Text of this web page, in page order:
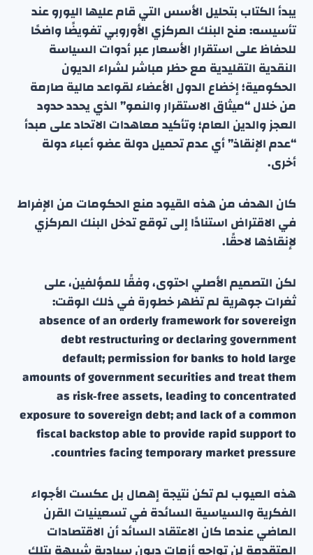
يبدأ الكتاب بتحليل الأسس التي قام عليها اليورو عند
تأسيسه: منح البنك المركزي الأوروبي تفويضًا واضحًا
للحفاظ على استقرار الأسعار عبر أدوات السياسة
النقدية التقليدية مع حظر مباشر لشراء الديون
الحكومية؛ إخضاع الدول الأعضاء لقواعد مالية صارمة
من خلال “ميثاق الاستقرار والنمو” الذي يحدد حدود
العجز والدين العام؛ وتأكيد معاهدات الاتحاد على مبدأ
“عدم الإنقاذ” أي عدم تحميل دولة عضو أعباء دولة
أخرى.
كان الهدف من هذه القيود منع الحكومات من الإفراط
في الاقتراض استنادًا إلى توقع تدخل البنك المركزي
لإنقاذها لاحقًا.
لكن التصميم الأصلي احتوى، وفقًا للمؤلفين، على
ثغرات جوهرية لم تظهر خطورة في ذلك الوقت:
absence of an orderly framework for sovereign
debt restructuring or declaring government
default; permission for banks to hold large
amounts of government securities and treat them
as risk‑free assets, leading to concentrated
exposure to sovereign debt; and lack of a common
fiscal backstop able to provide rapid support to
countries facing temporary market pressure.
هذه العيوب لم تكن نتيجة إهمال بل عكست الأجواء
الفكرية والسياسية السائدة في تسعينيات القرن
الماضي عندما كان الاعتقاد السائد أن الاقتصادات
المتقدمة لن تواجه أزمات ديون سيادية شبيهة بتلك